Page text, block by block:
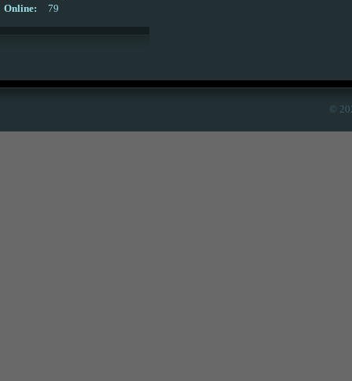
Online: 79
©